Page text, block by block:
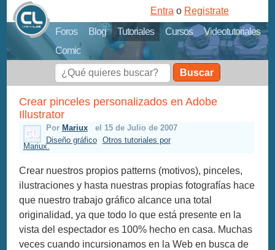
Foros Blog Tutoriales Cursos
Videotutoriales
Comic
Entra o Registrate
Buscar
Crear pinceles personalizados en Adobe
Illustrator
Por Mariux
el 15 de Julio de 2007
Diseño gráfico
Otros tutoriales por
Mariux.
Crear nuestros propios patterns (motivos), pinceles,
ilustraciones y hasta nuestras propias fotografías hace
que nuestro trabajo gráfico alcance una total
originalidad, ya que todo lo que está presente en la
vista del espectador es 100% hecho en casa. Muchas
veces cuando incursionamos en la Web en busca de